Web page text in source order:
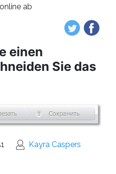
ab
einen
Sie das
Kayra Caspers